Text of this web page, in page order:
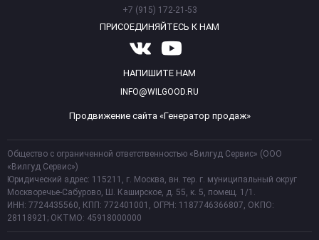
+7 (915) 172-21-53
ПРИСОЕДИНЯЙТЕСЬ К НАМ
НАПИШИТЕ НАМ
INFO@WILGOOD.RU
Продвижение сайта «Генератор продаж»
Общество с ограниченной ответственностью «Вилгуд Сервис» (ООО
«Вилгуд Сервис»)
Юридический адрес: 115211, г. Москва, вн. тер. г. муниципальный округ
Москворечье-Сабурово, Ш. Каширское, д. 55, к. 5, помещ. 1/1.
ИНН: 7724435560, КПП: 772401001, ОГРН: 1187746366807, ОКПО:
28118921; ОКТМО: 45918000000